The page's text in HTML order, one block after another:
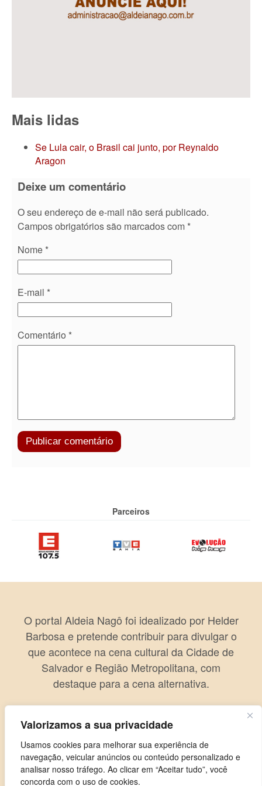
Valorizamos a sua privacidade
Usamos cookies para melhorar sua experiência de
navegação, veicular anúncios ou conteúdo personalizado e
analisar nosso tráfego. Ao clicar em “Aceitar tudo”, você
concorda com o uso de cookies.
Mais lidas
Se Lula cair, o Brasil cai junto, por Reynaldo
Aragon
Deixe um comentário
O seu endereço de e-mail não será publicado.
Campos obrigatórios são marcados com *
Nome *
E-mail *
Comentário *
Parceiros
O portal Aldeia Nagô foi idealizado por Helder
Barbosa e pretende contribuir para divulgar o
que acontece na cena cultural da Cidade de
Salvador e Região Metropolitana, com
destaque para a cena alternativa.